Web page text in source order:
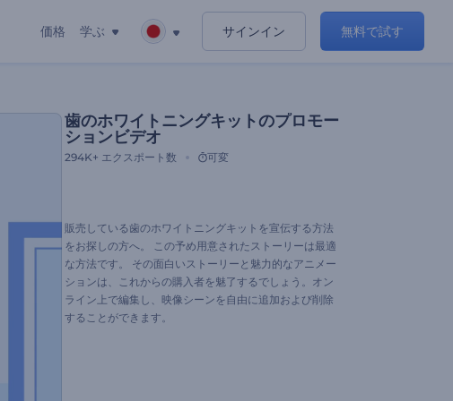
価格 学ぶ サインイン 無料で試す
歯のホワイトニングキットのプロモー
ションビデオ
294K+ エクスポート数 可変
販売している歯のホワイトニングキットを宣伝する方法
をお探しの方へ。 この予め用意されたストーリーは最適
な方法です。 その面白いストーリーと魅力的なアニメー
ションは、これからの購入者を魅了するでしょう。オン
ライン上で編集し、映像シーンを自由に追加および削除
することができます。